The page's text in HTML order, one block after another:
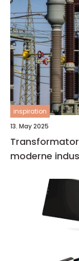
inspiration
13. May 2025
moderne